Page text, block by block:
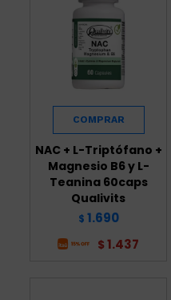
NAC + L-Triptófano +
Magnesio B6 y L-
Teanina 60caps
Qualivits
$ 1.690
$ 1.437